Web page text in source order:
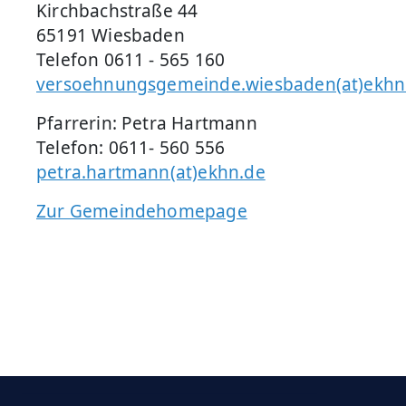
Kirchbachstraße 44
65191 Wiesbaden
Telefon 0611 - 565 160
Pfarrerin: Petra Hartmann
Telefon: 0611- 560 556
petra.hartmann(at)ekhn.de
Zur Gemeindehomepage